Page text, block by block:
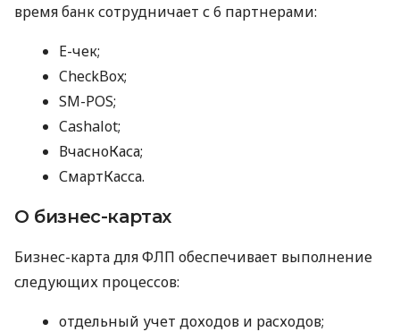
время банк сотрудничает с 6 партнерами:
E-чек;
CheckBox;
SM-POS;
Cashalot;
ВчасноКаса;
СмартКасса.
О бизнес-картах
Бизнес-карта для ФЛП обеспечивает выполнение
следующих процессов:
отдельный учет доходов и расходов;